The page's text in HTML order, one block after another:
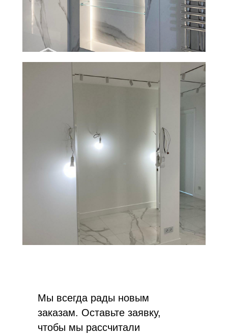
Мы всегда рады новым
заказам. Оставьте заявку,
чтобы мы рассчитали